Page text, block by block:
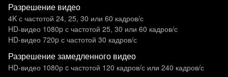
Разрешение видео
4K с частотой 24, 25, 30 или 60 кадров/ с
HD-видео 1080p с частотой 25, 30 или 60 кадров/ с
HD-видео 720p с частотой 30 кадров/ с
Разрешение замедленного видео
HD-видео 1080р c частотой 120 кадров/ с или 240 кадров/ с